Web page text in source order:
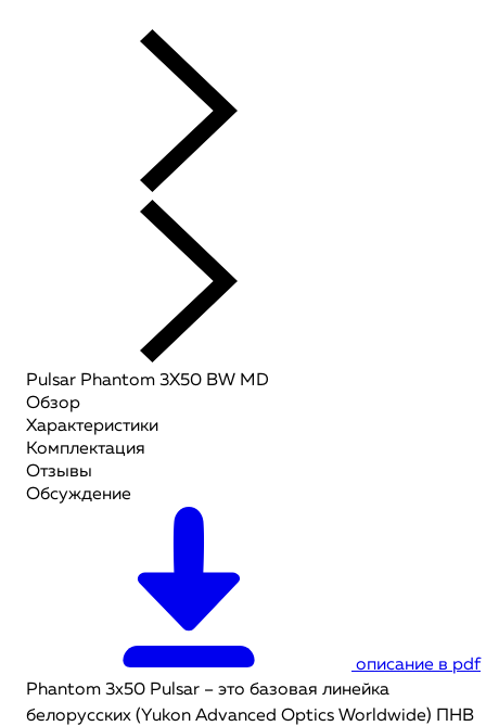
Pulsar Phantom 3X50 BW MD
Обзор
Характеристики
Комплектация
Отзывы
Обсуждение
описание в pdf
Phantom 3x50 Pulsar – это базовая линейка
белорусских (Yukon Advanced Optics Worldwide) ПНВ